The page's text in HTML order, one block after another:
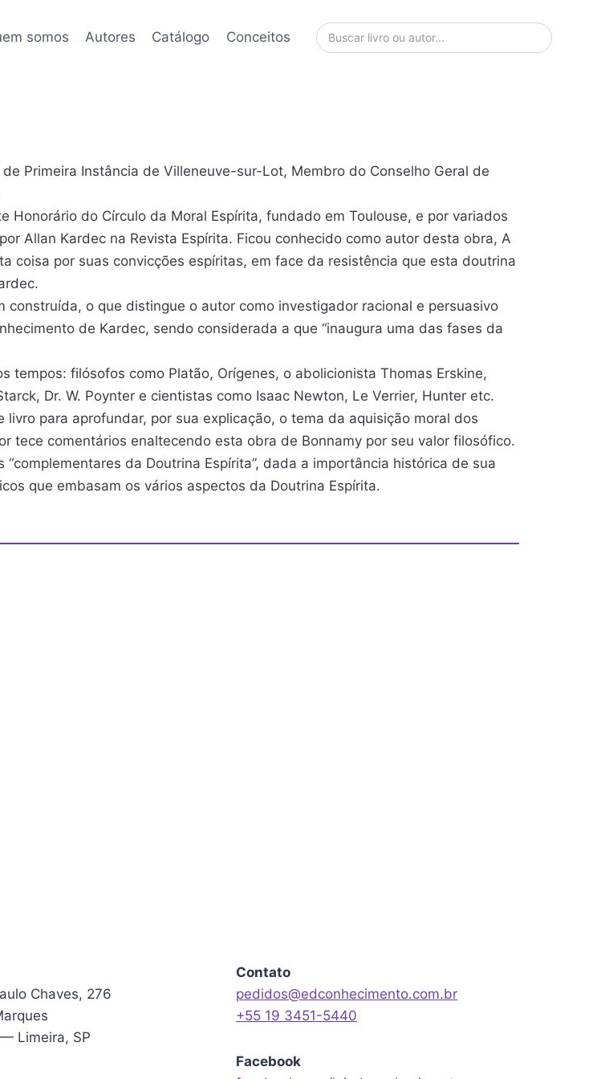
somos Autores Catálogo Conceitos
Primeira Instância de Villeneuve-sur-Lot, Membro do Conselho Geral de
Honorário do Círculo da Moral Espírita, fundado em Toulouse, e por variados
Allan Kardec na Revista Espírita. Ficou conhecido como autor desta obra, A
coisa por suas convicções espíritas, em face da resistência que esta doutrina
o que distingue o autor como investigador racional e persuasivo
de Kardec, sendo considerada a que “inaugura uma das fases da
filósofos como Platão, Orígenes, o abolicionista Thomas Erskine,
Dr. W. Poynter e cientistas como Isaac Newton, Le Verrier, Hunter etc.
para aprofundar, por sua explicação, o tema da aquisição moral dos
tece comentários enaltecendo esta obra de Bonnamy por seu valor filosófico.
da Doutrina Espírita”, dada a importância histórica de sua
que embasam os vários aspectos da Doutrina Espírita.
Chaves, 276
Limeira, SP
Contato
pedidos@edconhecimento.com.br
+55 19 3451-5440
Facebook